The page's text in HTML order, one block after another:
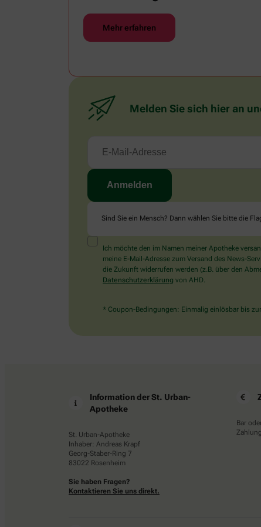
Abkühlung.
Mehr erfahren
Melden Sie sich hier an
Sind Sie ein Mensch? Dann wählen Sie bitte die
Ich möchte den im Namen meiner Apotheke
meine E-Mail-Adresse zum Versand des News-
die Zukunft widerrufen werden (z.B. über den
Datenschutzerklärung von AHD.
* Coupon-Bedingungen: Einmalig einlösbar bis
Information der St. Urban-
Apotheke
St. Urban-Apotheke
Inhaber: Andreas Krapf
Georg-Staber-Ring 7
83022 Rosenheim
Sie haben Fragen?
Kontaktieren Sie uns direkt.
Bar